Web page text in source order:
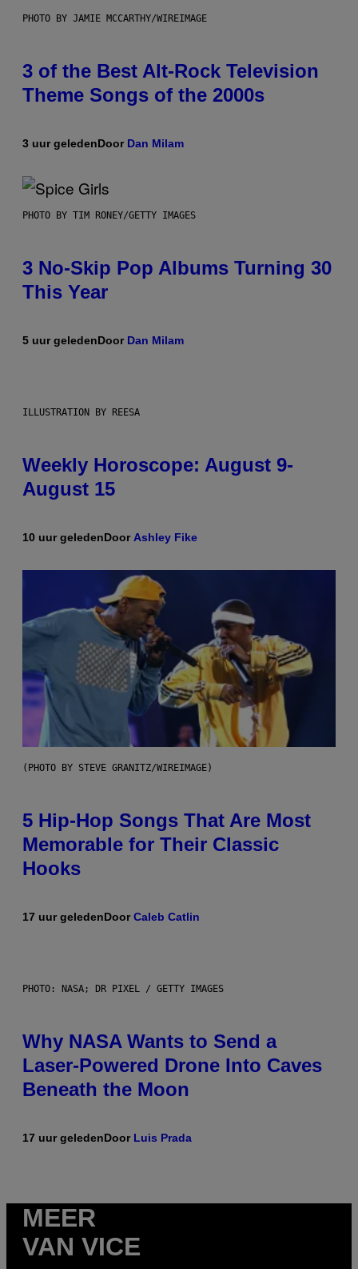
PHOTO BY JAMIE MCCARTHY/WIREIMAGE
3 of the Best Alt-Rock Television
Theme Songs of the 2000s
3 uur geledenDoor Dan Milam
PHOTO BY TIM RONEY/GETTY IMAGES
3 No-Skip Pop Albums Turning 30
This Year
5 uur geledenDoor Dan Milam
ILLUSTRATION BY REESA
Weekly Horoscope: August 9-
August 15
10 uur geledenDoor Ashley Fike
(PHOTO BY STEVE GRANITZ/WIREIMAGE)
5 Hip-Hop Songs That Are Most
Memorable for Their Classic
Hooks
17 uur geledenDoorCaleb Catlin
PHOTO: NASA; DR PIXEL / GETTY IMAGES
Why NASA Wants to Send a
Laser-Powered Drone Into Caves
Beneath the Moon
17 uur geledenDoor Luis Prada
MEER
VAN VICE